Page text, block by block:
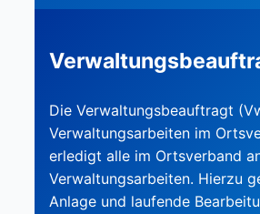
Die Verwaltungsbeauftragt
Verwaltungsarbeiten im
erledigt alle im Ortsverband
Verwaltungsarbeiten. Hierzu
Anlage und laufende